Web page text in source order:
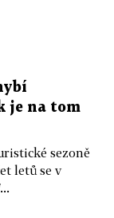
je na tom
sezoně
letů se v